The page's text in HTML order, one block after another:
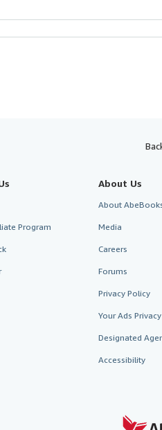
Program
About Us
About
Media
Careers
Forums
Privacy Policy
Your Ads
Designated
Accessibility